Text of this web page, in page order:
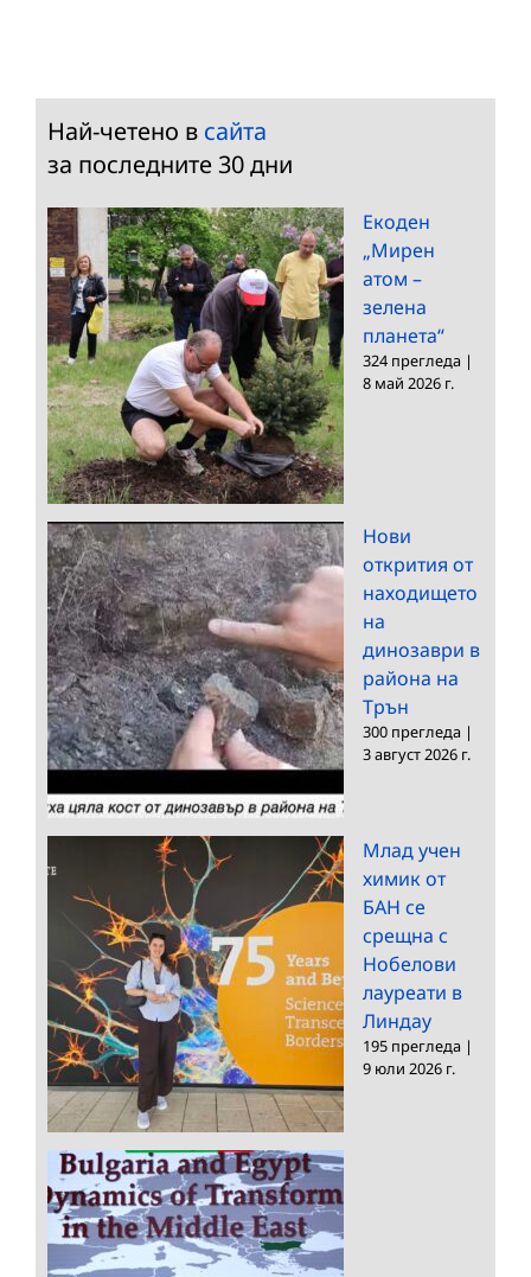
Най-четено в сайта
за последните 30 дни
Екоден
„Мирен
атом –
зелена
планета“
324 прегледа |
8 май 2026 г.
Нови
открития от
находището
на
динозаври в
района на
Трън
300 прегледа |
3 август 2026 г.
Млад учен
химик от
БАН се
срещна с
Нобелови
лауреати в
Линдау
195 прегледа |
9 юли 2026 г.